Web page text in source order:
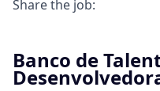
Share the job:
Banco de